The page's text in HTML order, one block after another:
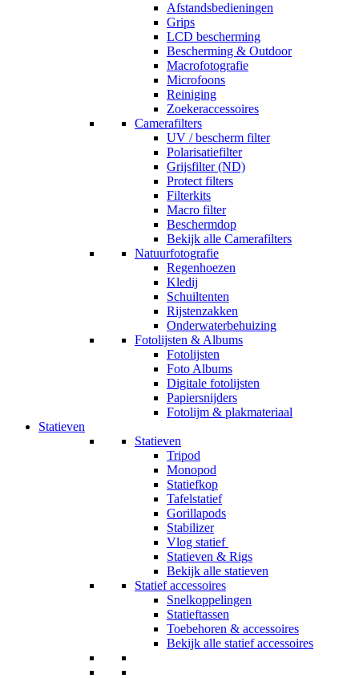
Afstandsbedieningen
Grips
LCD bescherming
Bescherming & Outdoor
Macrofotografie
Microfoons
Reiniging
Zoekeraccessoires
Camerafilters
UV / bescherm filter
Polarisatiefilter
Grijsfilter (ND)
Protect filters
Filterkits
Macro filter
Beschermdop
Bekijk alle Camerafilters
Natuurfotografie
Regenhoezen
Kledij
Schuiltenten
Rijstenzakken
Onderwaterbehuizing
Fotolijsten & Albums
Fotolijsten
Foto Albums
Digitale fotolijsten
Papiersnijders
Fotolijm & plakmateriaal
Statieven
Statieven
Tripod
Monopod
Statiefkop
Tafelstatief
Gorillapods
Stabilizer
Vlog statief
Statieven & Rigs
Bekijk alle statieven
Statief accessoires
Snelkoppelingen
Statieftassen
Toebehoren & accessoires
Bekijk alle statief accessoires